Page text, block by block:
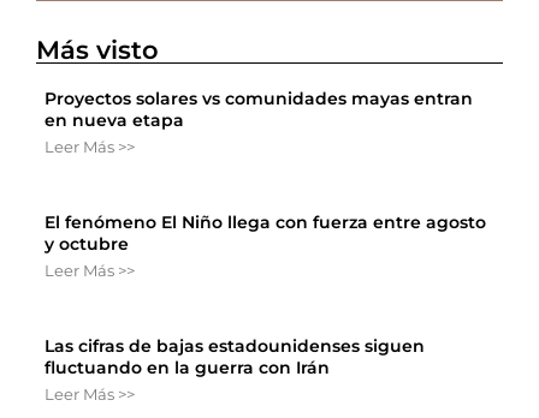
Más visto
Proyectos solares vs comunidades mayas entran
en nueva etapa
Leer Más >>
El fenómeno El Niño llega con fuerza entre agosto
y octubre
Leer Más >>
Las cifras de bajas estadounidenses siguen
fluctuando en la guerra con Irán
Leer Más >>